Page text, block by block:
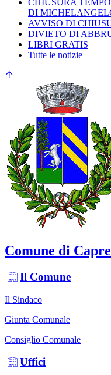
CHIUSURA
DI
AVVISO DI
DIVIETO DI
LIBRI GRATIS
Tutte le notizie
Comune di
Il Comune
Il Sindaco
Giunta Comunale
Consiglio Comunale
Uffici